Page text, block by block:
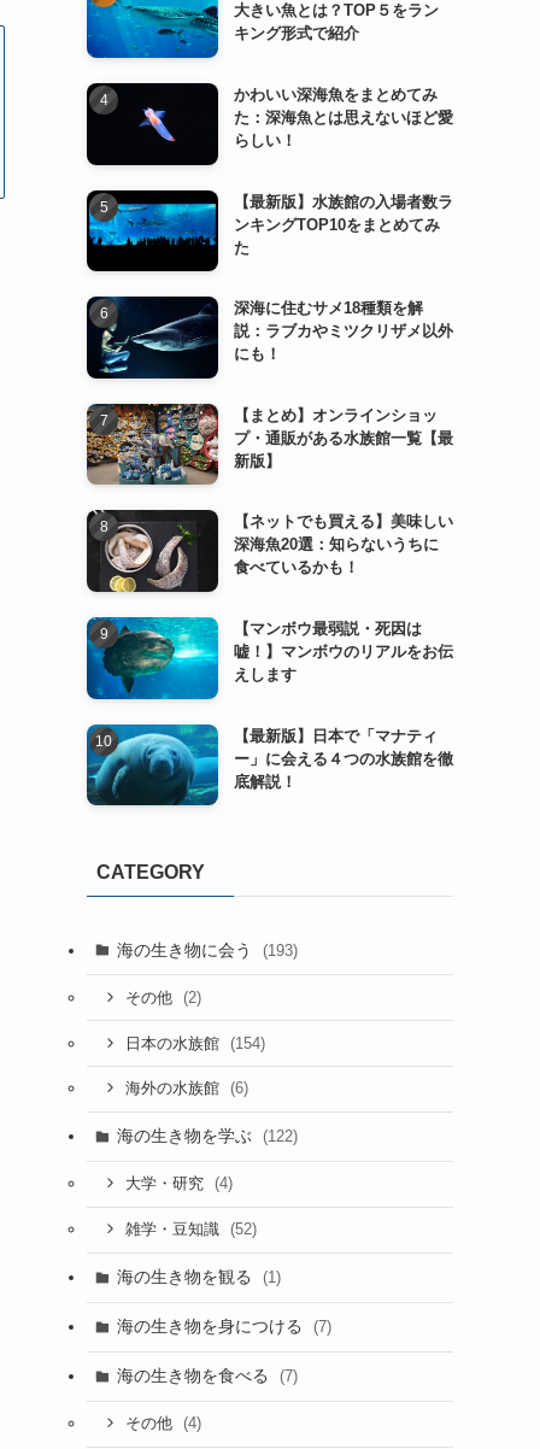
大きい魚とは？TOP５をラン
キング形式で紹介
かわいい深海魚をまとめてみ
た：深海魚とは思えないほど愛
らしい！
【最新版】水族館の入場者数ラ
ンキングTOP10をまとめてみ
た
深海に住むサメ18種類を解
説：ラブカやミツクリザメ以外
にも！
【まとめ】オンラインショッ
プ・通販がある水族館一覧【最
新版】
【ネットでも買える】美味しい
深海魚20選：知らないうちに
食べているかも！
【マンボウ最弱説・死因は
嘘！】マンボウのリアルをお伝
えします
【最新版】日本で「マナティ
ー」に会える４つの水族館を徹
底解説！
CATEGORY
海の生き物に会う (193)
その他 (2)
日本の水族館 (154)
海外の水族館 (6)
海の生き物を学ぶ (122)
大学・研究 (4)
雑学・豆知識 (52)
海の生き物を観る (1)
海の生き物を身につける (7)
海の生き物を食べる (7)
その他 (4)